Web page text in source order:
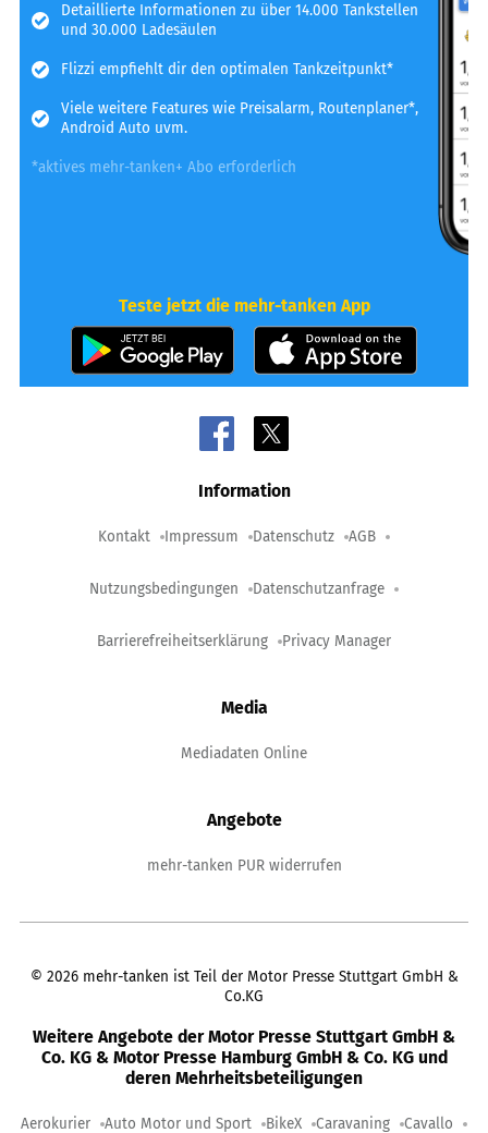
Detaillierte Informationen zu über 14.000 Tankstellen
und 30.000 Ladesäulen
Flizzi empfiehlt dir den optimalen Tankzeitpunkt*
Viele weitere Features wie Preisalarm, Routenplaner*,
Android Auto uvm.
*aktives mehr-tanken+ Abo erforderlich
Teste jetzt die mehr-tanken App
Information
Kontakt Impressum Datenschutz AGB
Nutzungsbedingungen Datenschutzanfrage
Barrierefreiheitserklärung Privacy Manager
Media
Mediadaten Online
Angebote
mehr-tanken PUR widerrufen
© 2026 mehr-tanken ist Teil der Motor Presse Stuttgart GmbH &
Co.KG
Weitere Angebote der Motor Presse Stuttgart GmbH &
Co. KG & Motor Presse Hamburg GmbH & Co. KG und
deren Mehrheitsbeteiligungen
Aerokurier Auto Motor und Sport BikeX Caravaning Cavallo